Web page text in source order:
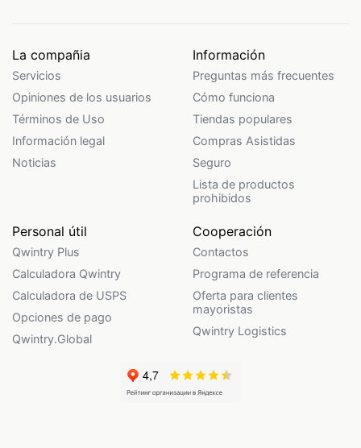
La compañia
Servicios
Opiniones de los usuarios
Términos de Uso
Información legal
Noticias
Información
Preguntas más frecuentes
Cómo funciona
Tiendas populares
Compras Asistidas
Seguro
Lista de productos
prohibidos
Personal útil
Qwintry Plus
Calculadora Qwintry
Calculadora de USPS
Opciones de pago
Qwintry.Global
Cooperación
Contactos
Programa de referencia
Oferta para clientes
mayoristas
Qwintry Logistics